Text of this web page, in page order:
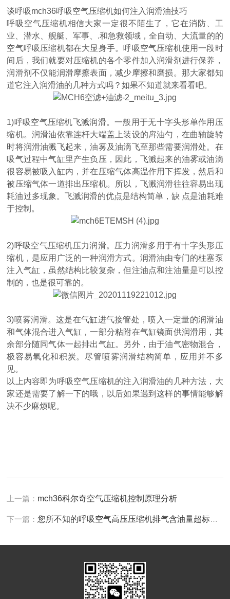
谈呼吸mch36呼吸空气压缩机如何注入润滑油技巧
呼吸空气压缩机相信大家一定很不陌生了，它在消防、工
业、潜水、舰艇、军事、.和急救领域，全自动、大流量的的
空气呼吸压缩机都在大显身手。呼吸空气压缩机使用一段时
间后，我们就要对压缩机的各个零件加入润滑剂进行保养，
润滑剂不仅能润滑摩擦表面，减少摩擦和磨损。那大家都知
道它注入润滑油的几种方式吗？如果不知道就来看看吧。
1)呼吸空气压缩机飞溅润滑。一般用于无十字头形单作用压
缩机。润滑油依靠连杆大端盖上装设的戽油勺，在曲轴旋转
时将润滑油溅飞起来，油雾及油滴飞至那些需要润滑处。在
吸气过程中气缸里产生负压，因此，飞溅起来的油雾或油滴
很容易被吸入缸内，并在压缩气体高温作用下挥发，然后和
被压缩气体一道排出压缩机。所以，飞溅润滑往往容易出现
耗油过多现象。飞溅润滑的优点是结构简单，缺 点是油耗难
于控制。
2)呼吸空气压缩机压力润滑。压力润滑多用于有十字头形压
缩机，是应用广泛的一种润滑方式。润滑油由专门的柱塞泵
注入气缸，虽然结构比较复杂，但注油点和注油量是可以控
制的，也是很可靠的。
3)喷雾润滑。这是在气缸进气接管处，喷入一定量的润滑油
和气体混合进入气缸，一部分粘附在气缸镜面供润滑用，其
余部分随同气体一起排出气缸。另外，由于油气密物混合，
极容易氧化和积炭。尽管喷雾润滑结构简单，应用并不多
见。
以上内容即为呼吸空气压缩机的注入润滑油的几种方法，大
家还是需要了解一下的哦，以后如果遇到这样的事情能够解
决不少麻烦呢。
上一篇： mch36科尔奇空气压缩机控制原理分析
下一篇：您所不知的呼吸空气高压压缩机排气含油量超标的原因